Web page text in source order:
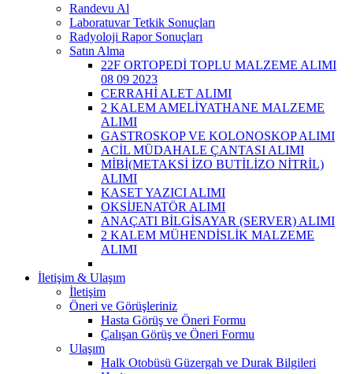
Randevu Al
Laboratuvar Tetkik Sonuçları
Radyoloji Rapor Sonuçları
Satın Alma
22F ORTOPEDİ TOPLU MALZEME ALIMI
08 09 2023
CERRAHİ ALET ALIMI
2 KALEM AMELİYATHANE MALZEME
ALIMI
GASTROSKOP VE KOLONOSKOP ALIMI
ACİL MÜDAHALE ÇANTASI ALIMI
MİBİ(METAKSİ İZO BUTİLİZO NİTRİL)
ALIMI
KASET YAZICI ALIMI
OKSİJENATÖR ALIMI
ANAÇATI BİLGİSAYAR (SERVER) ALIMI
2 KALEM MÜHENDİSLİK MALZEME
ALIMI
İletişim & Ulaşım
İletişim
Öneri ve Görüşleriniz
Hasta Görüş ve Öneri Formu
Çalışan Görüş ve Öneri Formu
Ulaşım
Halk Otobüsü Güzergah ve Durak Bilgileri